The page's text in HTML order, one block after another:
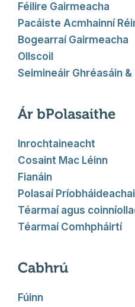
Féilire Gairmeacha
Pacáiste Acmhainní
Bogearraí Gairmeacha
Ollscoil
Seimineáir Ghréasáin &
Ár bPolasaithe
Inrochtaineacht
Cosaint Mac Léinn
Fianáin
Polasaí
Téarmaí agus
Téarmaí Comhpháirtí
Cabhrú
Fúinn